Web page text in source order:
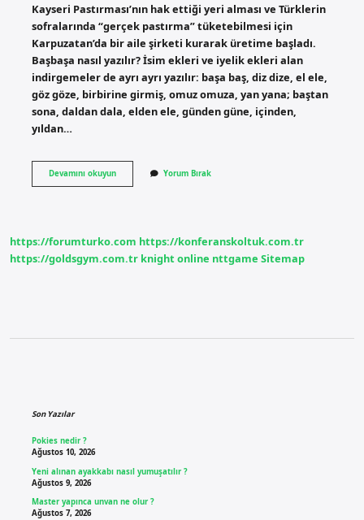
Kayseri Pastırması’nın hak ettiği yeri alması ve Türklerin
sofralarında “gerçek pastırma” tüketebilmesi için
Karpuzatan’da bir aile şirketi kurarak üretime başladı.
Başbaşa nasıl yazılır? İsim ekleri ve iyelik ekleri alan
indirgemeler de ayrı ayrı yazılır: başa baş, diz dize, el ele,
göz göze, birbirine girmiş, omuz omuza, yan yana; baştan
sona, daldan dala, elden ele, günden güne, içinden,
yıldan…
Devamını okuyunBaş
Tacı
Yorum Bırak
https://forumturko.com https://konferanskoltuk.com.tr
https://goldsgym.com.tr knight online nttgame Sitemap
Son Yazılar
Pokies nedir ?
Ağustos 10, 2026
Yeni alınan ayakkabı nasıl yumuşatılır ?
Ağustos 9, 2026
Master yapınca unvan ne olur ?
Ağustos 7, 2026